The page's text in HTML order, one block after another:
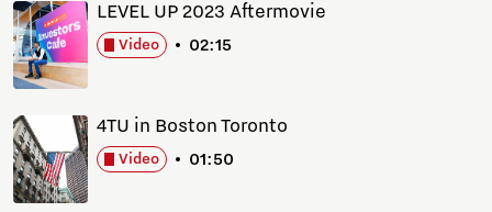
Video 02:15
LEVEL UP 2023 Aftermovie
Video 01:50
4TU in Boston Toronto